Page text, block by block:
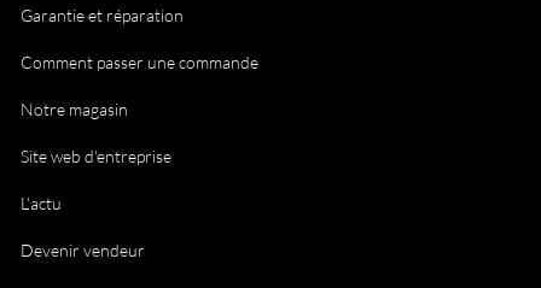
Garantie et réparation
Comment passer une commande
Notre magasin
Site web d'entreprise
L'actu
Devenir vendeur